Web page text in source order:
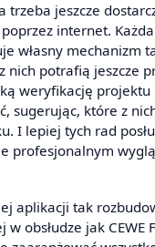
trzeba jeszcze
internet.
własny mechanizm
nich potrafią jeszcze
weryfikację projektu
sugerując, które z
I lepiej tych rad
profesjonalnym
aplikacji tak
obsłudze jak CEWE